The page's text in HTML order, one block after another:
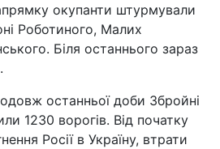
окупанти штурмували
Роботиного, Малих
Біля останнього зараз
останньої доби Збройні
1230 ворогів. Від початку
Росії в Україну, втрати